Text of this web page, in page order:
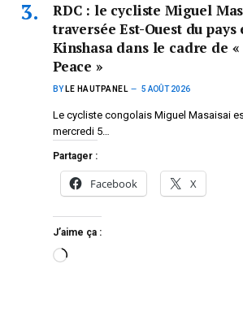
RDC : le cycliste Miguel
traversée Est-Ouest du
Kinshasa dans le cadre de
Peace »
BY LE HAUTPANEL 5 AOÛT 2026
Le cycliste congolais Miguel Masaisai
mercredi 5…
Partager :
Facebook X
J’aime ça :